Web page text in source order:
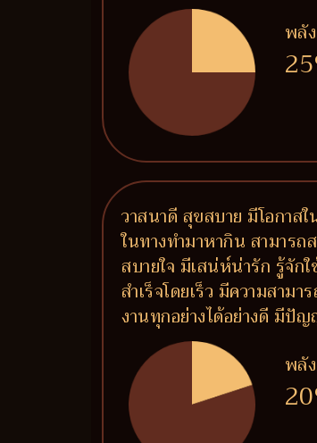
พลั
วาสนาดี สุขสบาย มีโอกาส
ในทางทำมาหากิน สามาร
สบายใจ มีเสน่ห์น่ารัก รู้จัก
สำเร็จโดยเร็ว มีความสา
งานทุกอย่างได้อย่างดี มีปั
พลั